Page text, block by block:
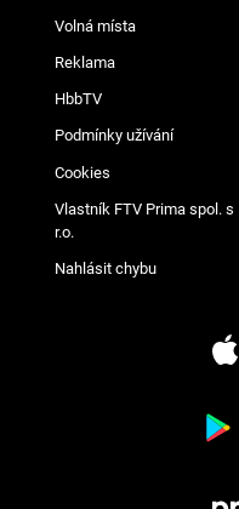
Volná místa
Reklama
HbbTV
Podmínky užívání
Cookies
Vlastník FTV Prima spol. s
r.o.
Nahlásit chybu